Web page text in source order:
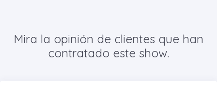
Mira la opinión de clientes que han
contratado este show.